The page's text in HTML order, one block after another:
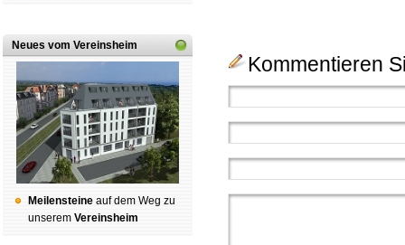
Neues vom Vereinsheim
Mei­len­stei­ne auf dem Weg zu
un­se­rem Ver­eins­heim
Kommentieren